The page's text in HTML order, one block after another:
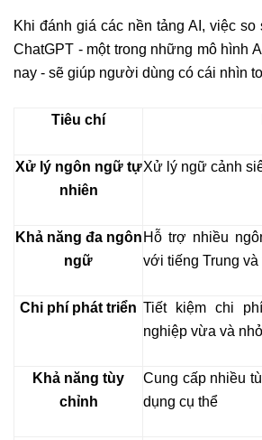
Khi đánh giá các nền tảng AI, việc
ChatGPT - một trong những mô hình
nay - sẽ giúp người dùng có cái nhìn
Tiêu chí
Xử lý ngôn ngữ tự
nhiên
Xử lý ngữ cảnh
Khả năng đa ngôn
ngữ
Hỗ trợ nhiều
với tiếng Trung và
Chi phí phát triển Tiết kiệm chi
nghiệp vừa và nhỏ
Khả năng tùy
chỉnh
Cung cấp nhiều
dụng cụ thể